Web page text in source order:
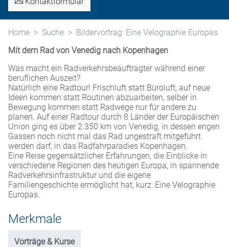
Home Suche
Bildervortrag: Eine Velographie Europas
Mit dem Rad von Venedig nach Kopenhagen
Was macht ein Radverkehrsbeauftragter während einer
beruflichen Auszeit?
Natürlich eine Radtour! Frischluft statt Büroluft, auf neue
Ideen kommen statt Routinen abzuarbeiten, selber in
Bewegung kommen statt Radwege nur für andere zu
planen. Auf einer Radtour durch 8 Länder der Europäischen
Union ging es über 2.350 km von Venedig, in dessen engen
Gassen noch nicht mal das Rad ungestraft mitgeführt
werden darf, in das Radfahrparadies Kopenhagen.
Eine Reise gegensätzlicher Erfahrungen, die Einblicke in
verschiedene Regionen des heutigen Europa, in spannende
Radverkehrsinfrastruktur und die eigene
Familiengeschichte ermöglicht hat, kurz: Eine Velographie
Europas.
Merkmale
Vorträge & Kurse